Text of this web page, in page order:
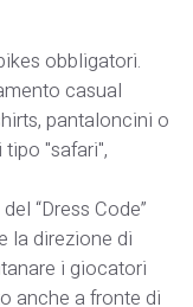
obbligatori.
casual
pantaloncini o
"safari",
“Dress Code”
la direzione di
i giocatori
anche a fronte di